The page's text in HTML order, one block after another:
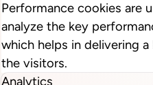
Performance cookies are
analyze the key
which helps in delivering
the visitors.
Analytics